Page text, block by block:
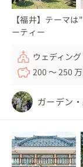
【福井】テーマ
ーティー
ウェディング
200 〜 250
ガーデン